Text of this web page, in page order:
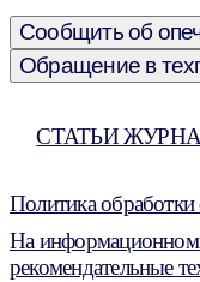
Сообщить об
Обращение в
СТАТЬИ
Политика
На информационном
рекомендательные